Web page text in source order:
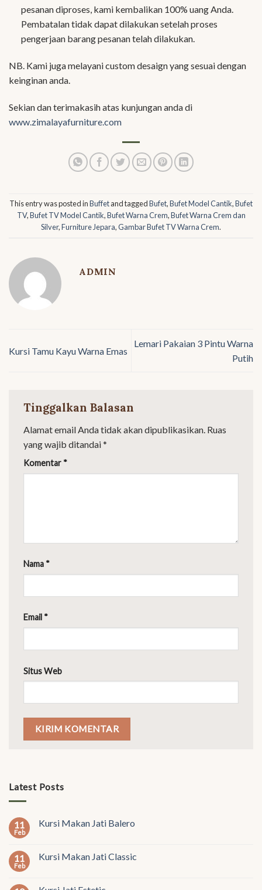
pesanan diproses, kami kembalikan 100% uang Anda.
Pembatalan tidak dapat dilakukan setelah proses
pengerjaan barang pesanan telah dilakukan.
NB. Kami juga melayani custom desaign yang sesuai dengan
keinginan anda.
Sekian dan terimakasih atas kunjungan anda di
www.zimalayafurniture.com
This entry was posted inBuffetand taggedBufet,Bufet Model Cantik,Bufet
TV,Bufet TV Model Cantik,Bufet Warna Crem,Bufet Warna Crem dan
Silver,Furniture Jepara,Gambar Bufet TV Warna Crem.
ADMIN
Kursi Tamu Kayu Warna Emas
Lemari Pakaian 3 Pintu Warna
Putih
Tinggalkan Balasan
Alamat email Anda tidak akan dipublikasikan. Ruas
yang wajib ditandai*
Komentar *
Nama *
Email *
Situs Web
Latest Posts
11
Feb
Kursi Makan Jati Balero
11
Feb
Kursi Makan Jati Classic